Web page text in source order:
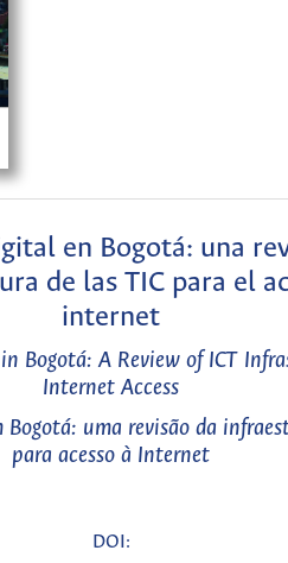
en Bogotá: una
de las TIC para el
internet
Bogotá: A Review of ICT
Internet Access
Bogotá: uma revisão da
para acesso à Internet
DOI: